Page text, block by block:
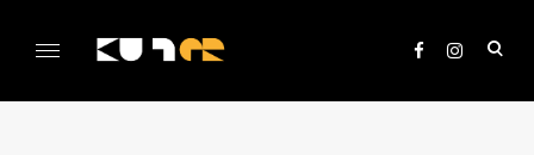
KULTer.hu